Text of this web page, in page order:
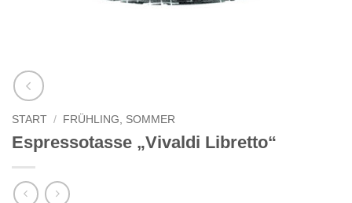
START / FRÜHLING, SOMMER
Espressotasse „Vivaldi Libretto“